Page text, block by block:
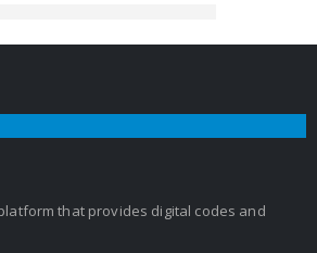
that provides digital codes and